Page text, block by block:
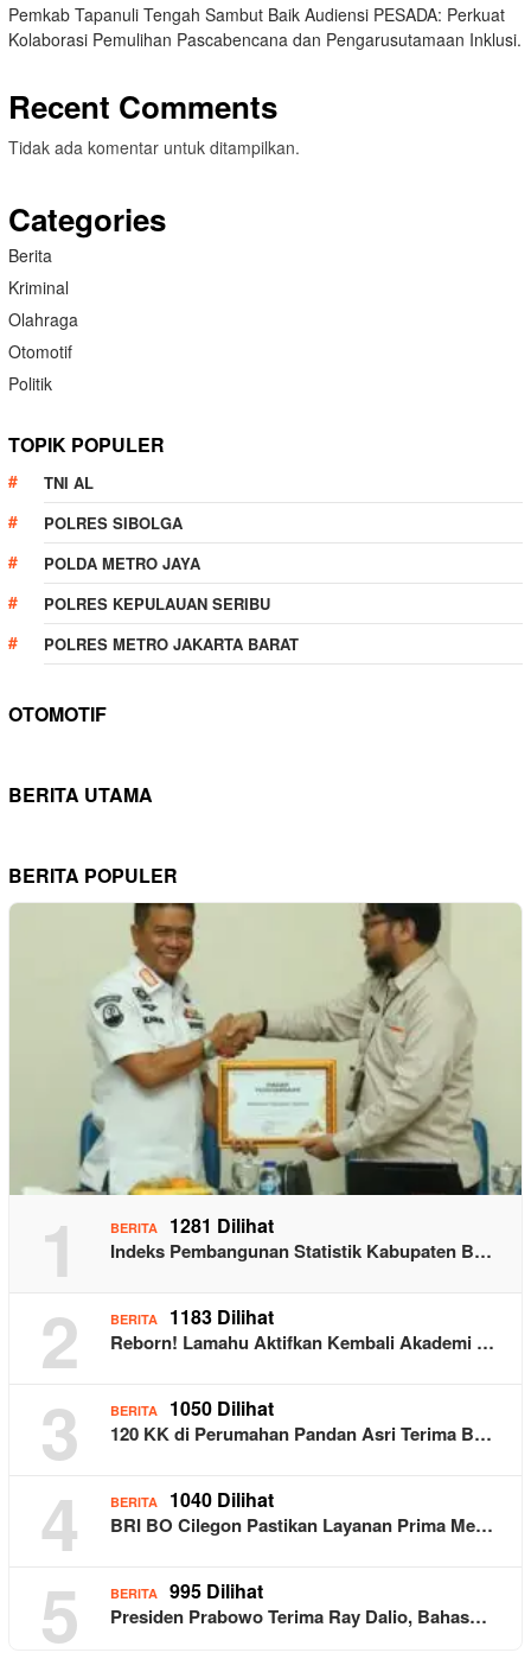
Pemkab Tapanuli Tengah Sambut Baik Audiensi PESADA: Perkuat
Kolaborasi Pemulihan Pascabencana dan Pengarusutamaan Inklusi.
Recent Comments
Tidak ada komentar untuk ditampilkan.
Categories
Berita
Kriminal
Olahraga
Otomotif
Politik
TOPIK POPULER
TNI AL
POLRES SIBOLGA
POLDA METRO JAYA
POLRES KEPULAUAN SERIBU
POLRES METRO JAKARTA BARAT
OTOMOTIF
BERITA UTAMA
BERITA POPULER
1 BERITA 1281 Dilihat
Indeks Pembangunan Statistik Kabupaten B…
2 BERITA 1183 Dilihat
Reborn! Lamahu Aktifkan Kembali Akademi …
3 BERITA 1050 Dilihat
120 KK di Perumahan Pandan Asri Terima B…
4 BERITA 1040 Dilihat
BRI BO Cilegon Pastikan Layanan Prima Me…
5 BERITA 995 Dilihat
Presiden Prabowo Terima Ray Dalio, Bahas…